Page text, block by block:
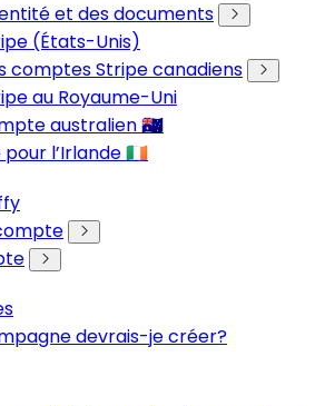
et des documents
(États-Unis)
comptes Stripe canadiens
au Royaume-Uni
australien 🇦🇺
l’Irlande 🇮🇪
devrais-je créer?